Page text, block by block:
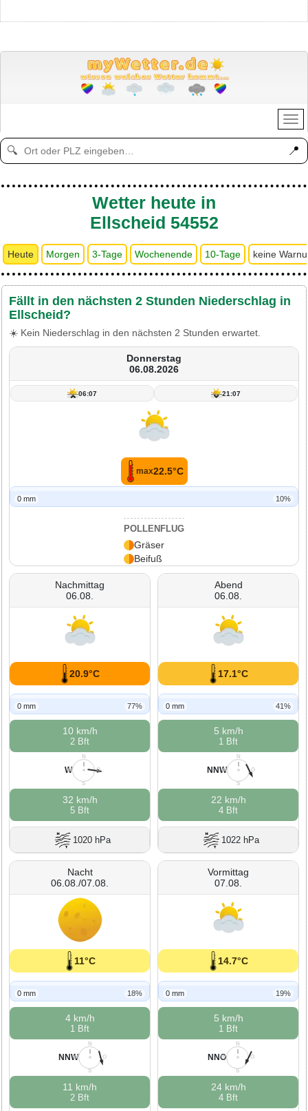
🔍 📍
Wetter heute in
Ellscheid 54552
Heute Morgen 3-Tage Wochenende 10-Tage keine
Fällt in den nächsten 2 Stunden Niederschlag in
Ellscheid?
☀️ Kein Niederschlag in den nächsten 2 Stunden erwartet.
Donnerstag
06.08.2026
06:07 21:07
max22.5°C
0 mm 10%
POLLENFLUG
Gräser
Beifuß
Nachmittag
06.08.
20.9°C
0 mm 77%
10 km/h
2 Bft
N
O
S
W
W
32 km/h
5 Bft
1020 hPa
Abend
06.08.
17.1°C
0 mm 41%
5 km/h
1 Bft
N
O
S
W
NNW
22 km/h
4 Bft
1022 hPa
Nacht
06.08./07.08.
11°C
0 mm 18%
4 km/h
1 Bft
N
O
S
W
NNW
11 km/h
2 Bft
Vormittag
07.08.
14.7°C
0 mm 19%
5 km/h
1 Bft
N
O
S
W
NNO
24 km/h
4 Bft